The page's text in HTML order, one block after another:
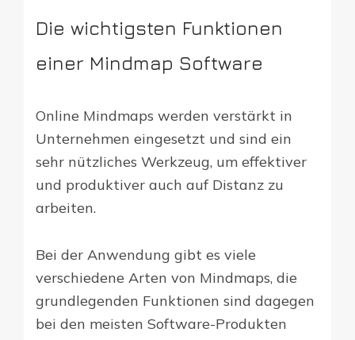
Die wichtigsten Funktionen
einer Mindmap Software
Online Mindmaps werden verstärkt in
Unternehmen eingesetzt und sind ein
sehr nützliches Werkzeug, um effektiver
und produktiver auch auf Distanz zu
arbeiten.
Bei der Anwendung gibt es viele
verschiedene Arten von Mindmaps, die
grundlegenden Funktionen sind dagegen
bei den meisten Software-Produkten